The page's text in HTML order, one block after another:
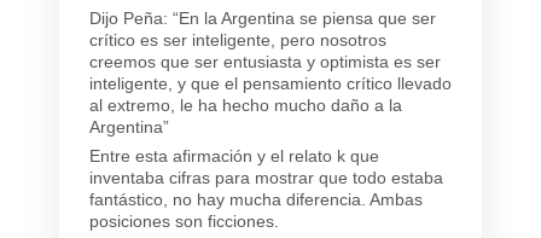
Dijo Peña: “En la Argentina se piensa que ser
crítico es ser inteligente, pero nosotros
creemos que ser entusiasta y optimista es ser
inteligente, y que el pensamiento crítico llevado
al extremo, le ha hecho mucho daño a la
Argentina”
Entre esta afirmación y el relato k que
inventaba cifras para mostrar que todo estaba
fantástico, no hay mucha diferencia. Ambas
posiciones son ficciones.